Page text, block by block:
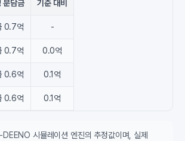
분담금 기준 대비
0.7억 -
0.7억 0.0억
0.6억 0.1억
0.6억 0.1억
시뮬레이션 엔진의 추정값이며, 실제